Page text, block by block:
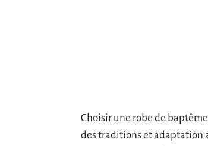
Choisir une robe de
des traditions et adaptation